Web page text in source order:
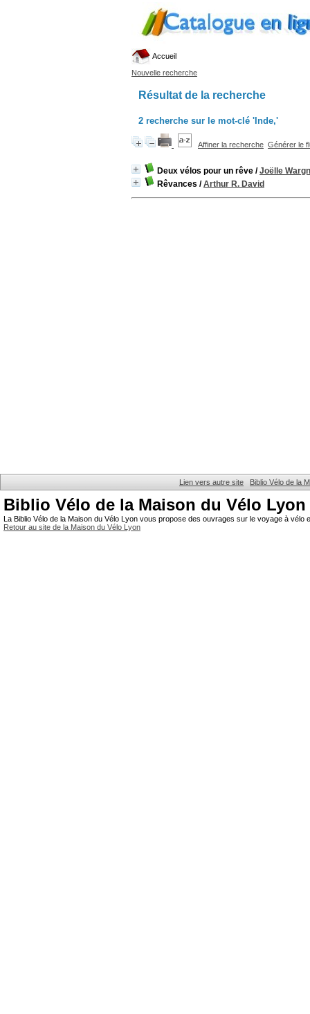
Accueil
Nouvelle recherche
Résultat de la recherche
2 recherche sur le mot-clé 'Inde,'
Affiner la recherche Générer le
Deux vélos pour un rêve /Joëlle
Rêvances /Arthur R. David
Lien vers autre site Biblio Vélo de la
Biblio Vélo de la Maison du Vélo Lyon
La Biblio Vélo de la Maison du Vélo Lyon vous propose des ouvrages sur le voyage à
Retour au site de la Maison du Vélo Lyon